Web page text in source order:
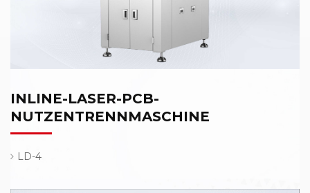
INLINE-LASER-PCB-
NUTZENTRENNMASCHINE
LD-4